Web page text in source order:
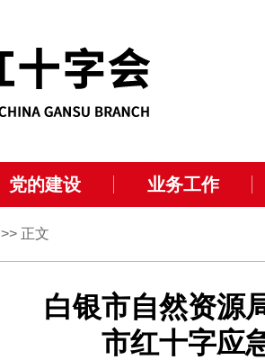
党的建设 业务工作
>> 正文
白银市自然资源
市红十字应